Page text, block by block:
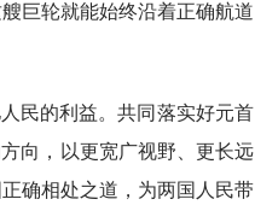
巨轮就能始终沿着正确航道
民的利益。共同落实好元首
向，以更宽广视野、更长远
确相处之道，为两国人民带